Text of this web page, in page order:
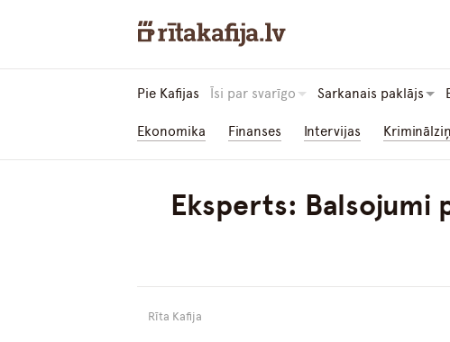
Pie Kafijas Īsi par svarīgo Sarkanais paklājs
Ekonomika Finanses Intervijas
Eksperts: Balsojumi
Rīta Kafija